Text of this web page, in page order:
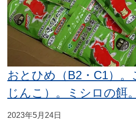
おとひめ（B2・C1）
じんこ）。ミシロの餌。
2023年5月24日